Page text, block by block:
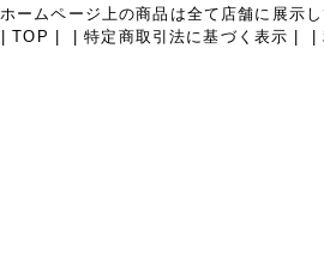
ホームページ上の商品は全て店舗に展示
|TOP |特定商取引法に基づく表示 |